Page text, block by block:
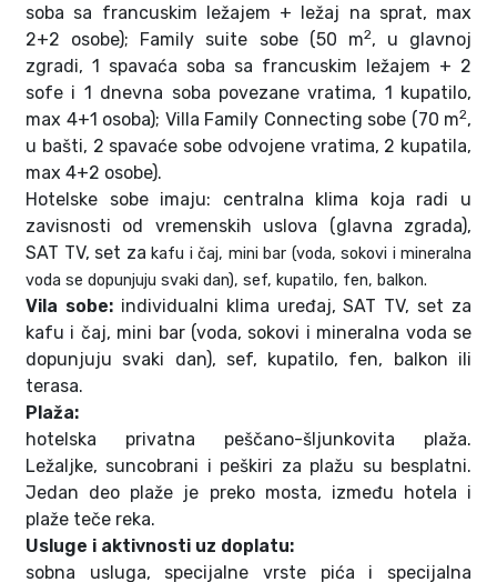
soba sa francuskim ležajem + ležaj na sprat, max
2+2 osobe); Family suite sobe (50 m2, u glavnoj
zgradi, 1 spavaća soba sa francuskim ležajem + 2
sofe i 1 dnevna soba povezane vratima, 1 kupatilo,
max 4+1 osoba); Villa Family Connecting sobe (70 m2,
u bašti, 2 spavaće sobe odvojene vratima, 2 kupatila,
max 4+2 osobe).
Hotelske sobe imaju: centralna klima koja radi u
zavisnosti od vremenskih uslova (glavna zgrada),
SAT TV, set za kafu i čaj, mini bar (voda, sokovi i mineralna
voda se dopunjuju svaki dan), sef, kupatilo, fen, balkon.
Vila sobe:individualni klima uređaj, SAT TV, set za
kafu i čaj, mini bar (voda, sokovi i mineralna voda se
dopunjuju svaki dan), sef, kupatilo, fen, balkon ili
terasa.
Plaža:
hotelska privatna peščano-šljunkovita plaža.
Ležaljke, suncobrani i peškiri za plažu su besplatni.
Jedan deo plaže je preko mosta, između hotela i
plaže teče reka.
Usluge i aktivnosti uz doplatu:
sobna usluga, specijalne vrste pića i specijalna